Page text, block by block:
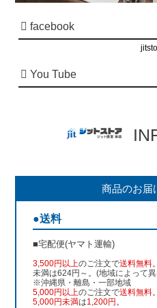
facebook
You Tube
商品のお届
●送料
■宅配便(ヤマト運輸)
3,500円以上のご注文で送料無料。
未満は624円～。(地域によって
※沖縄県・離島・一部地域
5,000円以上のご注文で送料無料。
5,000円未満は1,200円 。